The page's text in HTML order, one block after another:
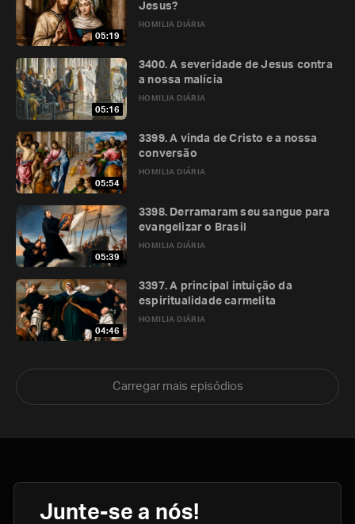
05:19
HOMILIA DIÁRIA
Jesus?
05:16
HOMILIA DIÁRIA
3400. A severidade de Jesus contra
a nossa malícia
05:54
HOMILIA DIÁRIA
3399. A vinda de Cristo e a nossa
conversão
05:39
HOMILIA DIÁRIA
3398. Derramaram seu sangue para
evangelizar o Brasil
04:46
HOMILIA DIÁRIA
3397. A principal intuição da
espiritualidade carmelita
Carregar mais episódios
Junte-se a nós!